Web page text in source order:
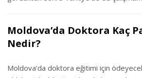
Moldova’da Doktora Kaç
Nedir?
Moldova’da doktora eğitimi için